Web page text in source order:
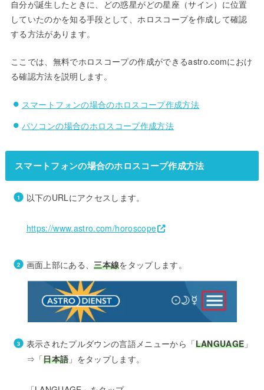
自分が誕生したときに、どの惑星がどの星座（サイン）に位置
していたのかを知る手段として、ホロスコープを作成して確認
する方法があります。
ここでは、無料でホロスコープの作成ができるastro.comにおけ
る確認方法を説明します。
スマートフォンの場合のホロスコープ作成方法
パソコンの場合のホロスコープ作成方法
スマートフォンの場合のホロスコープ作成方法
以下のURLにアクセスします。
https://www.astro.com/horoscope
画面上部にある、三本線をタップします。
表示されたプルダウンの言語メニューから「LANGUAGE 」
⇒「日本語 」をタップします。